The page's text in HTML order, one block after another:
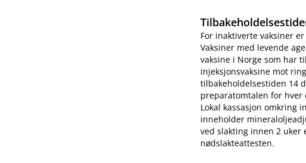
For inaktiverte vaksiner
Vaksiner med levende
vaksine i Norge som har
injeksjonsvaksine mot
tilbakeholdelsestiden 14
preparatomtalen for hver
Lokal kassasjon omkring
inneholder
ved slakting innen 2 uker
nødslakteattesten.